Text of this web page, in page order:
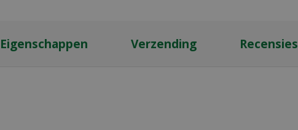
Eigenschappen Verzending Recensies